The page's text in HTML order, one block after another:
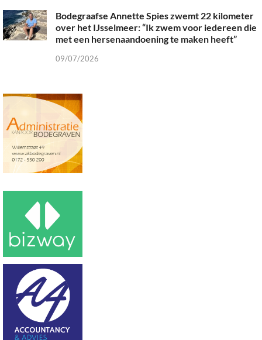
Bodegraafse Annette Spies zwemt 22 kilometer
over het IJsselmeer: “Ik zwem voor iedereen die
met een hersenaandoening te maken heeft”
09/07/2026